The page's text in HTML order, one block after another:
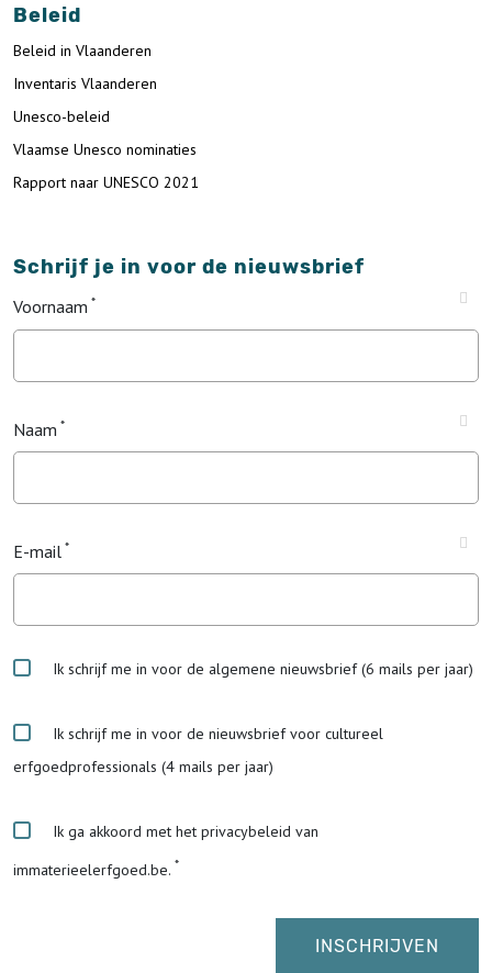
Beleid
Beleid in Vlaanderen
Inventaris Vlaanderen
Unesco-beleid
Vlaamse Unesco nominaties
Rapport naar UNESCO 2021
Schrijf je in voor de nieuwsbrief
Voornaam
Naam
E-mail
Ik schrijf me in voor de algemene nieuwsbrief (6 mails per jaar)
Ik schrijf me in voor de nieuwsbrief voor cultureel
erfgoedprofessionals (4 mails per jaar)
Ik ga akkoord met het privacybeleid van
immaterieelerfgoed.be.